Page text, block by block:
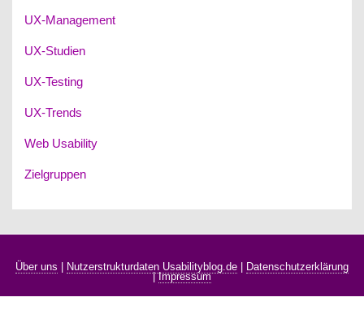
UX-Management
UX-Studien
UX-Testing
UX-Trends
Web Usability
Zielgruppen
Über uns | Nutzerstrukturdaten Usabilityblog.de | Datenschutzerklärung
|Impressum